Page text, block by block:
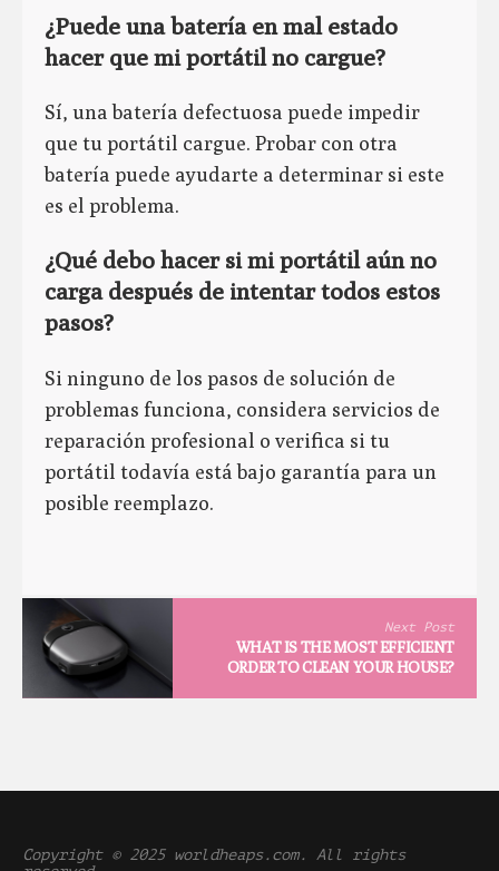
¿Puede una batería en mal estado
hacer que mi portátil no cargue?
Sí, una batería defectuosa puede impedir
que tu portátil cargue. Probar con otra
batería puede ayudarte a determinar si este
es el problema.
¿Qué debo hacer si mi portátil aún no
carga después de intentar todos estos
pasos?
Si ninguno de los pasos de solución de
problemas funciona, considera servicios de
reparación profesional o verifica si tu
portátil todavía está bajo garantía para un
posible reemplazo.
Next Post
WHAT IS THE MOST EFFICIENT
ORDER TO CLEAN YOUR HOUSE?
Copyright © 2025 worldheaps.com. All rights